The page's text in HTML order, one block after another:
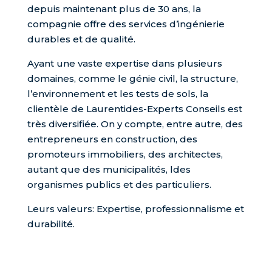
depuis maintenant plus de 30 ans, la
compagnie offre des services d’ingénierie
durables et de qualité.
Ayant une vaste expertise dans plusieurs
domaines, comme le génie civil, la structure,
l’environnement et les tests de sols, la
clientèle de Laurentides-Experts Conseils est
très diversifiée. On y compte, entre autre, des
entrepreneurs en construction, des
promoteurs immobiliers, des architectes,
autant que des municipalités, ldes
organismes publics et des particuliers.
Leurs valeurs: Expertise, professionnalisme et
durabilité.